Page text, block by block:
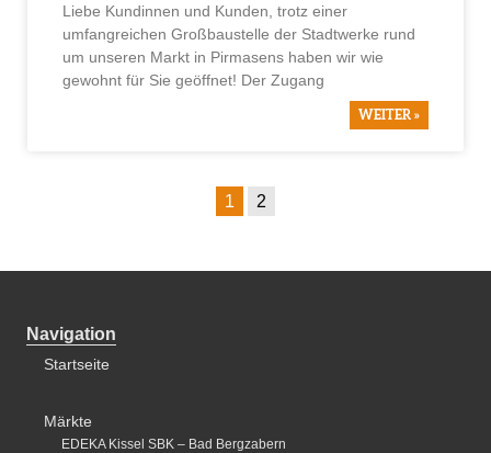
Liebe Kundinnen und Kunden, trotz einer
umfangreichen Großbaustelle der Stadtwerke rund
um unseren Markt in Pirmasens haben wir wie
gewohnt für Sie geöffnet! Der Zugang
WEITER »
1 2
Navigation
Startseite
Märkte
EDEKA Kissel SBK – Bad Bergzabern